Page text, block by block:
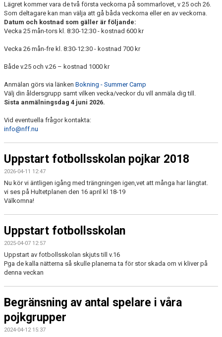
Lägret kommer vara de två första veckorna på sommarlovet, v 25 och 26.
Som deltagare kan man välja att gå båda veckorna eller en av veckorna.
Datum och kostnad som gäller är följande:
Vecka 25 mån-tors kl. 8:30-12:30 - kostnad 600 kr
Vecka 26 mån-fre kl. 8:30-12:30 - kostnad 700 kr
Både v.25 och v.26 – kostnad 1000 kr
Anmälan görs via länken Bokning - Summer Camp
Välj din åldersgrupp samt vilken vecka/veckor du vill anmäla dig till.
Sista anmälningsdag 4 juni 2026.
Vid eventuella frågor kontakta:
info@nff.nu
Uppstart fotbollsskolan pojkar 2018
2026-04-11 12:47
Nu kör vi äntligen igång med trängningen igen,vet att många har längtat.
vi ses på Hultetplanen den 16 april kl 18-19
Välkomna!
Uppstart fotbollsskolan
2025-04-07 12:57
Uppstart av fotbollsskolan skjuts till v.16
Pga de kalla nätterna så skulle planerna ta för stor skada om vi kliver på
denna veckan
Begränsning av antal spelare i våra
pojkgrupper
2024-04-12 15:37